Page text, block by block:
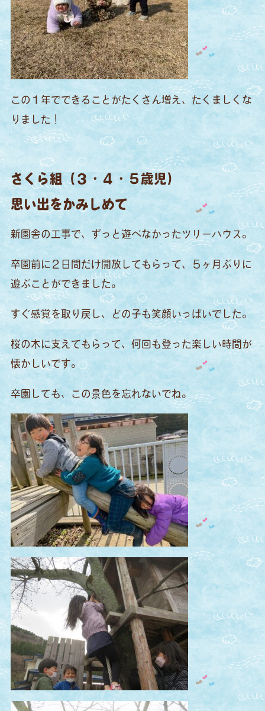
この１年でできることがたくさん増え、たくましくな
りました！
さくら組（３・４・５歳児）
思い出をかみしめて
新園舎の工事で、ずっと遊べなかったツリーハウス。
卒園前に２日間だけ開放してもらって、５ヶ月ぶりに
遊ぶことができました。
すぐ感覚を取り戻し、どの子も笑顔いっぱいでした。
桜の木に支えてもらって、何回も登った楽しい時間が
懐かしいです。
卒園しても、この景色を忘れないでね。